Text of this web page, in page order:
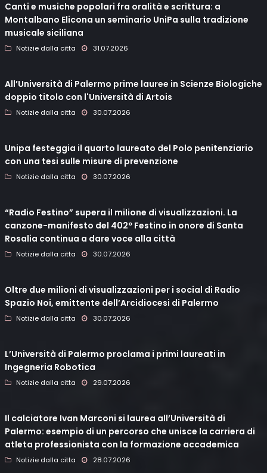
Canti e musiche popolari fra oralità e scrittura: a
Montalbano Elicona un seminario UniPa sulla tradizione
musicale siciliana
Notizie dalla citta 31.07.2026
All’Università di Palermo prime lauree in Scienze Biologiche
doppio titolo con l'Università di Artois
Notizie dalla citta 30.07.2026
Unipa festeggia il quarto laureato del Polo penitenziario
con una tesi sulle misure di prevenzione
Notizie dalla citta 30.07.2026
“Radio Festino” supera il milione di visualizzazioni. La
canzone-manifesto del 402º Festino in onore di Santa
Rosalia continua a dare voce alla città
Notizie dalla citta 30.07.2026
Oltre due milioni di visualizzazioni per i social di Radio
Spazio Noi, emittente dell’Arcidiocesi di Palermo
Notizie dalla citta 30.07.2026
L’Università di Palermo proclama i primi laureati in
Ingegneria Robotica
Notizie dalla citta 29.07.2026
Il calciatore Ivan Marconi si laurea all’Università di
Palermo: esempio di un percorso che unisce la carriera di
atleta professionista con la formazione accademica
Notizie dalla citta 28.07.2026